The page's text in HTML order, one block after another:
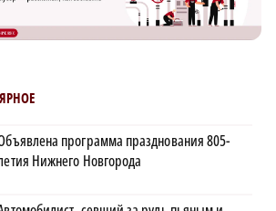
программа празднования 805-
Нижнего Новгорода